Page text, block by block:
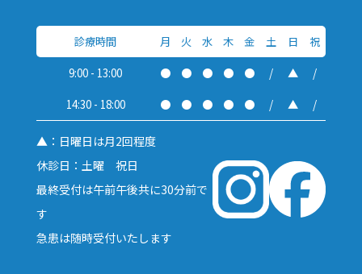
診療時間 月 火 水 木 金 土 日 祝
9:00 - 13:00 ● ● ● ● ● / ▲ /
14:30 - 18:00 ● ● ● ● ● / ▲ /
▲：日曜日は月2回程度
休診日：土曜 祝日
最終受付は午前午後共に30分前で
す
急患は随時受付いたします